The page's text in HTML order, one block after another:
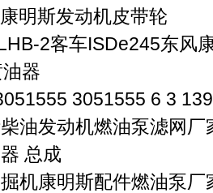
明斯发动机皮带轮
2客车ISDe245东风
器
3051555 6 3
油发动机燃油泵滤网厂
总成
机康明斯配件燃油泵厂